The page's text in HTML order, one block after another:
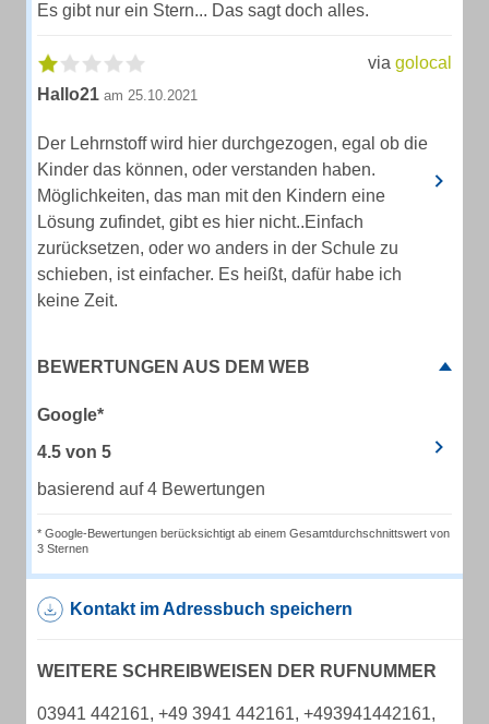
Es gibt nur ein Stern... Das sagt doch alles.
via golocal
Hallo21 am 25.10.2021
Der Lehrnstoff wird hier durchgezogen, egal ob die
Kinder das können, oder verstanden haben.
Möglichkeiten, das man mit den Kindern eine
Lösung zufindet, gibt es hier nicht..Einfach
zurücksetzen, oder wo anders in der Schule zu
schieben, ist einfacher. Es heißt, dafür habe ich
keine Zeit.
BEWERTUNGEN AUS DEM WEB
Google*
4.5 von 5
basierend auf 4 Bewertungen
* Google-Bewertungen berücksichtigt ab einem Gesamtdurchschnittswert von
3 Sternen
Kontakt im Adressbuch speichern
WEITERE SCHREIBWEISEN DER RUFNUMMER
03941 442161, +49 3941 442161, +493941442161,